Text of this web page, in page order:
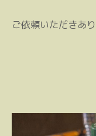
ご依頼いただきあ